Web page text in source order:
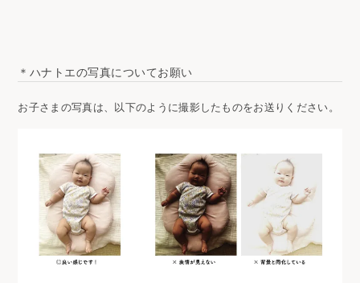
＊ハナトエの写真についてお願い
お子さまの写真は、以下のように撮影したものをお送りください。